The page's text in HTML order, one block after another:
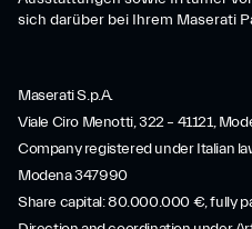
sich darüber bei Ihrem Maserati
Maserati S.p.A.
Viale Ciro Menotti, 322 – 41121,
Company registered under Italian
Modena 347990
Share capital: 80.000.000 €, fully